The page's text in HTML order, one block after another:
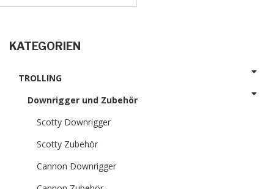
KATEGORIEN
TROLLING
Downrigger und Zubehör
Scotty Downrigger
Scotty Zubehör
Cannon Downrigger